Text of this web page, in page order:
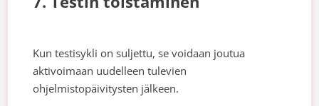
Kun testisykli on suljettu, se voidaan joutua
aktivoimaan uudelleen tulevien
ohjelmistopäivitysten jälkeen.